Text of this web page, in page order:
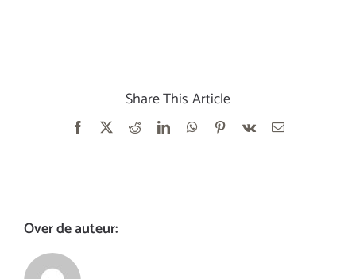
Share This Article
Facebook RedditLinkedInWhatsApp
Pinterest
Vk
E-
Over de auteur: